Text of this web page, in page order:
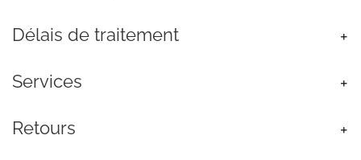
Mini
Plaqué
Délais de traitement
Services
Retours